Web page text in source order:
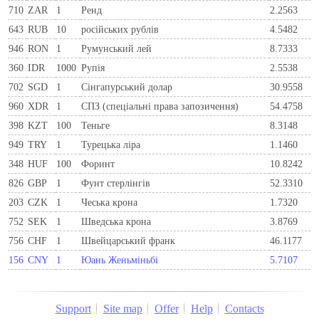
710 ZAR 1 Ренд
2.2563
643 RUB 10 російських рублів
4.5482
946 RON 1 Румунський лей
8.7333
360 IDR 1000 Рупія
2.5538
702 SGD 1 Сінгапурський долар
30.9558
960 XDR 1 СПЗ (спеціальні права запозичення)
54.4758
398 KZT 100 Теньге
8.3148
949 TRY 1 Турецька ліра
1.1460
348 HUF 100 Форинт
10.8242
826 GBP 1 Фунт стерлінгів
52.3310
203 CZK 1 Чеська крона
1.7320
752 SEK 1 Шведська крона
3.8769
756 CHF 1 Швейцарський франк
46.1177
156 CNY 1 Юань Женьміньбі 5.7107
Support Site map Offer Help Contacts